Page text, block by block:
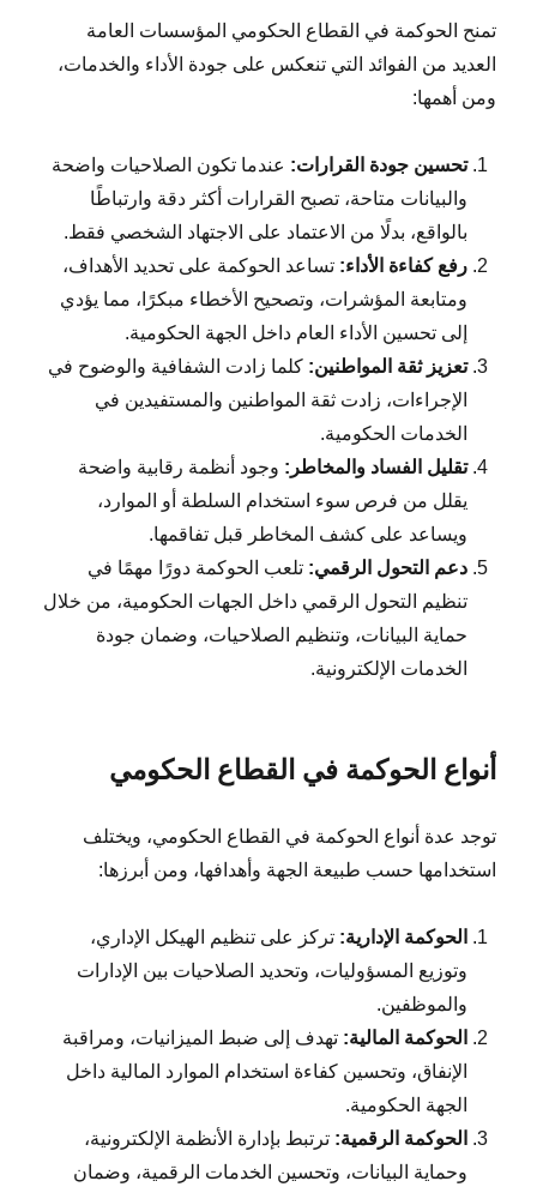
تمنح الحوكمة في القطاع الحكومي المؤسسات العامة
العديد من الفوائد التي تنعكس على جودة الأداء والخدمات،
ومن أهمها:
تحسين جودة القرارات: عندما تكون الصلاحيات واضحة
والبيانات متاحة، تصبح القرارات أكثر دقة وارتباطًا
بالواقع، بدلًا من الاعتماد على الاجتهاد الشخصي فقط.
رفع كفاءة الأداء:تساعد الحوكمة على تحديد الأهداف،
ومتابعة المؤشرات، وتصحيح الأخطاء مبكرًا، مما يؤدي
إلى تحسين الأداء العام داخل الجهة الحكومية.
تعزيز ثقة المواطنين:كلما زادت الشفافية والوضوح في
الإجراءات، زادت ثقة المواطنين والمستفيدين في
الخدمات الحكومية.
تقليل الفساد والمخاطر: وجود أنظمة رقابية واضحة
يقلل من فرص سوء استخدام السلطة أو الموارد،
ويساعد على كشف المخاطر قبل تفاقمها.
دعم التحول الرقمي:تلعب الحوكمة دورًا مهمًا في
تنظيم التحول الرقمي داخل الجهات الحكومية، من خلال
حماية البيانات، وتنظيم الصلاحيات، وضمان جودة
الخدمات الإلكترونية.
أنواع الحوكمة في القطاع الحكومي
توجد عدة أنواع الحوكمة في القطاع الحكومي، ويختلف
استخدامها حسب طبيعة الجهة وأهدافها، ومن أبرزها:
الحوكمة الإدارية:تركز على تنظيم الهيكل الإداري،
وتوزيع المسؤوليات، وتحديد الصلاحيات بين الإدارات
والموظفين.
الحوكمة المالية:تهدف إلى ضبط الميزانيات، ومراقبة
الإنفاق، وتحسين كفاءة استخدام الموارد المالية داخل
الجهة الحكومية.
الحوكمة الرقمية:ترتبط بإدارة الأنظمة الإلكترونية،
وحماية البيانات، وتحسين الخدمات الرقمية، وضمان